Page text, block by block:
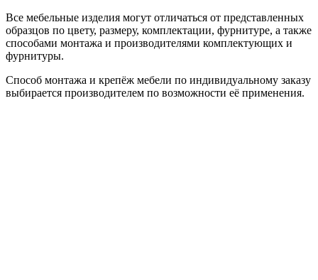
Все мебельные изделия могут отличаться от представленных
образцов по цвету, размеру, комплектации, фурнитуре, а также
способами монтажа и производителями комплектующих и
фурнитуры.
Способ монтажа и крепёж мебели по индивидуальному заказу
выбирается производителем по возможности её применения.